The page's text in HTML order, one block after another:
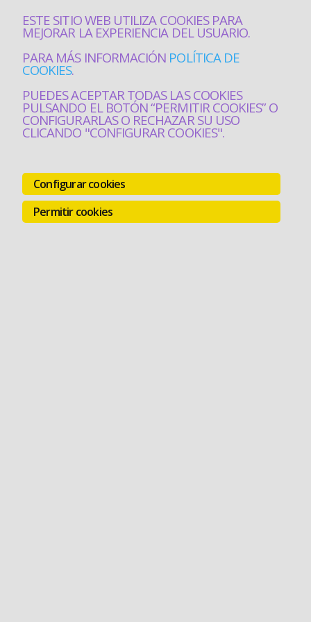
ESTE SITIO WEB UTILIZA COOKIES PARA
MEJORAR LA EXPERIENCIA DEL USUARIO.
PARA MÁS INFORMACIÓN POLÍTICA DE
COOKIES.
PUEDES ACEPTAR TODAS LAS COOKIES
PULSANDO EL BOTÓN “PERMITIR COOKIES” O
CONFIGURARLAS O RECHAZAR SU USO
CLICANDO "CONFIGURAR COOKIES".
Configurar cookies
Permitir cookies